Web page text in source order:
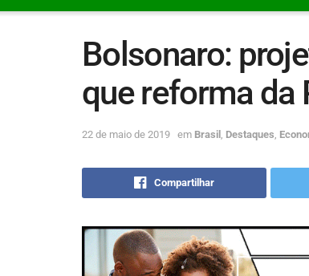
Bolsonaro:
que reforma da
22 de maio de 2019 em Brasil Destaques
Compartilhar